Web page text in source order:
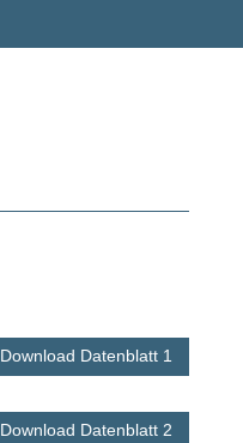
Download Datenblatt 1
Download Datenblatt 2